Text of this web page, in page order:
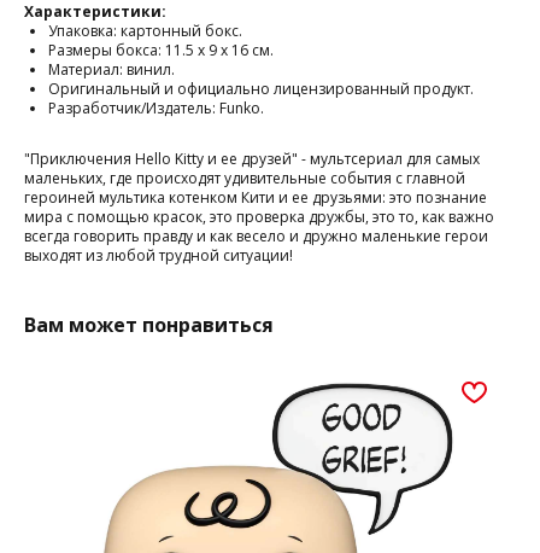
Характеристики:
Упаковка: картонный бокс.
Размеры бокса: 11.5 х 9 х 16 см.
Материал: винил.
Оригинальный и официально лицензированный продукт.
Разработчик/Издатель: Funko.
"Приключения Hello Kitty и ее друзей" - мультсериал для самых
маленьких, где происходят удивительные события с главной
героиней мультика котенком Кити и ее друзьями: это познание
мира с помощью красок, это проверка дружбы, это то, как важно
всегда говорить правду и как весело и дружно маленькие герои
выходят из любой трудной ситуации!
Вам может понравиться